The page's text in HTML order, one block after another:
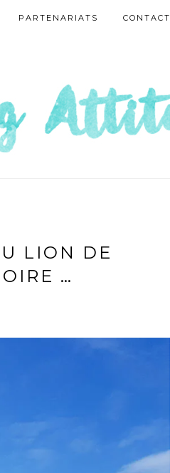
PARTENARIATS CONTACT
LION DE
…